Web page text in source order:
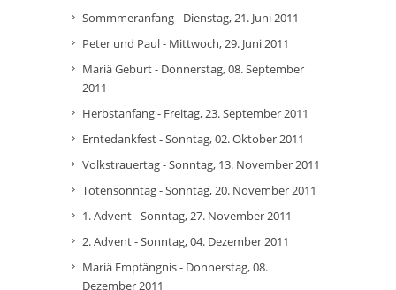
Sommmeranfang - Dienstag, 21. Juni 2011
Peter und Paul - Mittwoch, 29. Juni 2011
Mariä Geburt - Donnerstag, 08. September
2011
Herbstanfang - Freitag, 23. September 2011
Erntedankfest - Sonntag, 02. Oktober 2011
Volkstrauertag - Sonntag, 13. November 2011
Totensonntag - Sonntag, 20. November 2011
1. Advent - Sonntag, 27. November 2011
2. Advent - Sonntag, 04. Dezember 2011
Mariä Empfängnis - Donnerstag, 08.
Dezember 2011